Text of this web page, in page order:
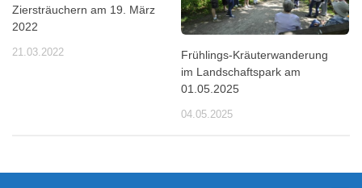
Ziersträuchern am 19. März
2022
21.03.2022
Frühlings-Kräuterwanderung
im Landschaftspark am
01.05.2025
04.05.2025